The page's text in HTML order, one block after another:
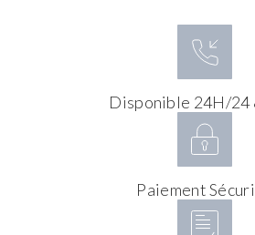
Disponible 24H/24
Paiement